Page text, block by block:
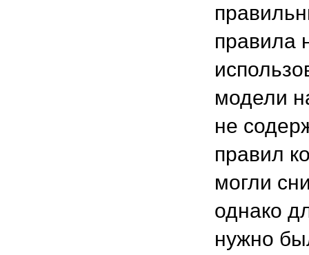
правила
модели
не
правил
могли
однако
нужно